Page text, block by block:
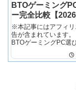
BTOゲーミング
ー完全比較【2026
※本記事にはアフィ
告が含まれています。
BTOゲーミングPC選